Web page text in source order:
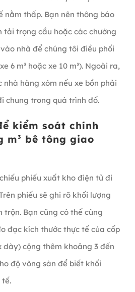
nằm thấp. Bạn nên thông báo
tải trọng cầu hoặc các chướng
nhà để chúng tôi điều phối
6 m³ hoặc xe 10 m³). Ngoài ra,
nhà hàng xóm nếu xe bồn phải
chung trong quá trình đổ.
kiểm soát chính
m³ bê tông giao
phiếu xuất kho điện tử đi
phiếu sẽ ghi rõ khối lượng
trộn. Bạn cũng có thể cùng
đạc kích thước thực tế của cốp
dày) cộng thêm khoảng 3 đến
độ võng sàn để biết khối
tế.